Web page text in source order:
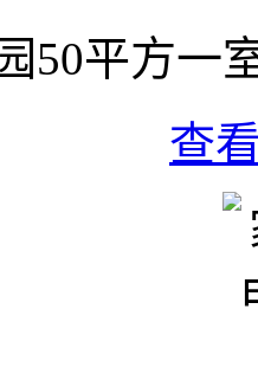
50平方一
查